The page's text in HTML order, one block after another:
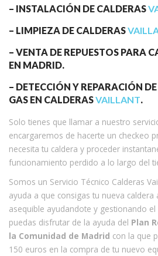
– INSTALACIÓN DE CALDERAS
– LIMPIEZA DE CALDERAS
– VENTA DE REPUESTOS PARA
EN MADRID.
– DETECCIÓN Y REPARACIÓN
GAS EN CALDERASVAILLANT.
Solo tienes que llamar a nuestro
encargaremos de hacerte un checkeo
necesita tu caldera y proceder
funcionamiento perdido a lo largo del
Somos un Servicio Técnico Calderas
ayuda a que consigas tu nueva
asequible ayudandote y gestionando
puedas disfrutar de la ayuda del Plan
la Comunidad de Madrid con la que
150 euros en la compra de tu nuevo